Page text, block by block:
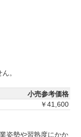
。
小売参考価格
￥41,600
姿勢や習熟度にかか